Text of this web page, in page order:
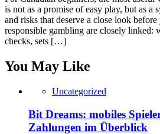
is not as a promise of easy play, but as a
and risks that deserve a close look
responsible gambling are closely linked:
checks, sets […]
You May Like
Uncategorized
Bit Dreams: mobiles
Zahlungen im Überblick